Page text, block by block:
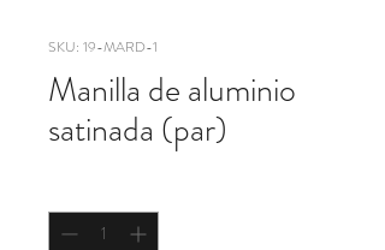
SKU: 19-MARD-1
Manilla de aluminio
satinada (par)